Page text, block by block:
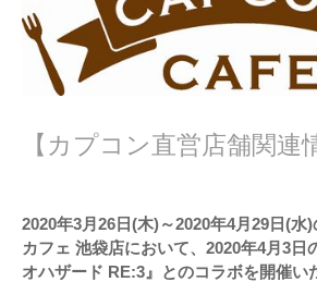
【カプコン直営店舗関連
2020年3月26日(木)～2020年4月29日(水
カフェ 池袋店において、2020年4月3日
オハザード RE:3』とのコラボを開催い